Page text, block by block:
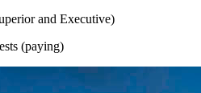
and Executive)
(paying)